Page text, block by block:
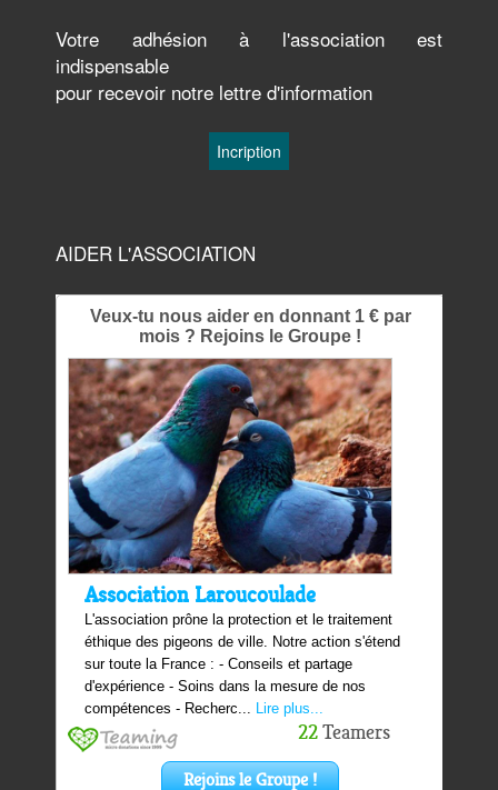
Votre adhésion à l'association est
indispensable
pour recevoir notre lettre d'information
AIDER L'ASSOCIATION